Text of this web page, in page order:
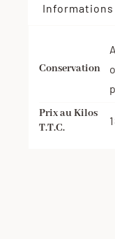
Conservation
Prix au Kilos
T.T.C.